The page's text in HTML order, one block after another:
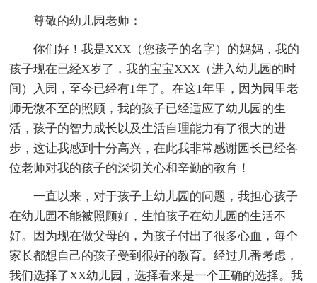
尊敬的幼儿园老师：
你们好！我是XXX（您孩子的名字）的妈妈，我的
孩子现在已经X岁了，我的宝宝XXX（进入幼儿园的时
间）入园，至今已经有1年了。在这1年里，因为园里老
师无微不至的照顾，我的孩子已经适应了幼儿园的生
活，孩子的智力成长以及生活自理能力有了很大的进
步，这让我感到十分高兴，在此我非常感谢园长已经各
位老师对我的孩子的深切关心和辛勤的教育！
一直以来，对于孩子上幼儿园的问题，我担心孩子
在幼儿园不能被照顾好，生怕孩子在幼儿园的生活不
好。因为现在做父母的，为孩子付出了很多心血，每个
家长都想自己的孩子受到很好的教育。经过几番考虑，
我们选择了XX幼儿园，选择看来是一个正确的选择。我